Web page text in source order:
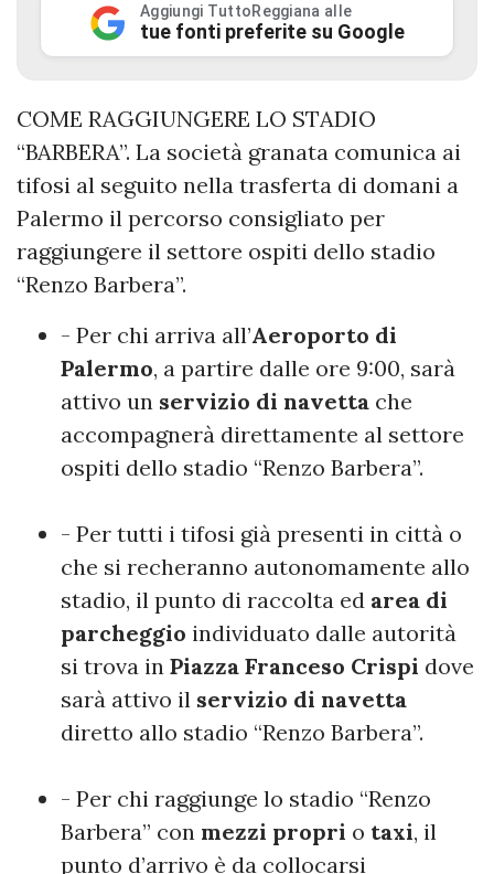
Aggiungi TuttoReggiana alle
tue fonti preferite su Google
COME RAGGIUNGERE LO STADIO
“BARBERA”. La società granata comunica ai
tifosi al seguito nella trasferta di domani a
Palermo il percorso consigliato per
raggiungere il settore ospiti dello stadio
“Renzo Barbera”.
- Per chi arriva all’Aeroporto di
Palermo, a partire dalle ore 9:00, sarà
attivo un servizio di navetta che
accompagnerà direttamente al settore
ospiti dello stadio “Renzo Barbera”.
- Per tutti i tifosi già presenti in città o
che si recheranno autonomamente allo
stadio, il punto di raccolta ed area di
parcheggio individuato dalle autorità
si trova in Piazza Franceso Crispi dove
sarà attivo il servizio di navetta
diretto allo stadio “Renzo Barbera”.
- Per chi raggiunge lo stadio “Renzo
Barbera” con mezzi propri o taxi, il
punto d’arrivo è da collocarsi